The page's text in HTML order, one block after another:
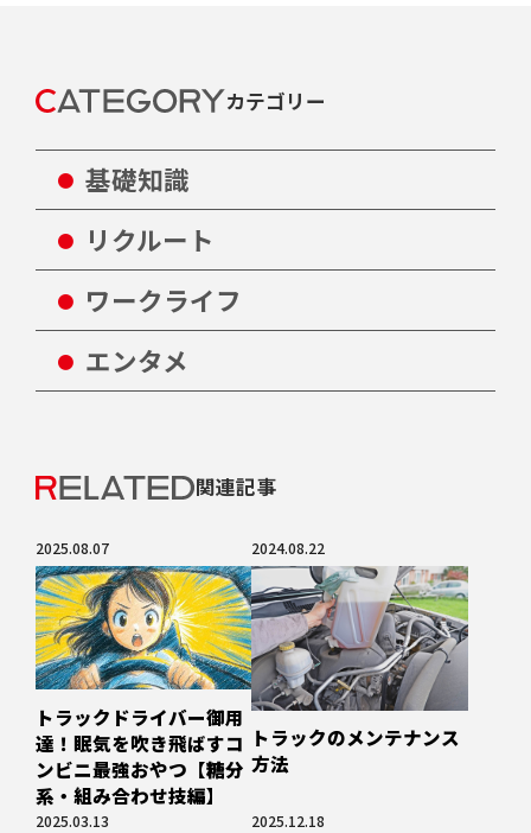
カテゴリー
基礎知識
リクルート
ワークライフ
エンタメ
関連記事
2025.08.07
トラックドライバー御用
達！眠気を吹き飛ばすコ
ンビニ最強おやつ【糖分
系・組み合わせ技編】
2024.08.22
トラックのメンテナンス
方法
2025.03.13 2025.12.18